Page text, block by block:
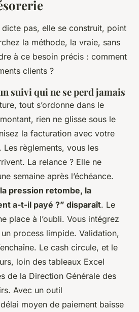
dicte pas, elle se construit, point
la méthode, la vraie, sans
à ce besoin précis : comment
clients ?
suivi qui ne se perd jamais
tout s’ordonne dans le
rien ne glisse sous le
la facturation avec votre
Les règlements, vous les
La relance ? Elle ne
semaine après l’échéance.
pression retombe, la
a-t-il payé ?” disparaît. Le
place à l’oubli. Vous intégrez
process limpide. Validation,
Le cash circule, et le
loin des tableaux Excel
de la Direction Générale des
Avec un outil
moyen de paiement baisse